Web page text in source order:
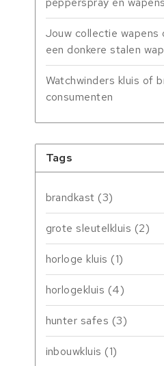
Jouw collectie wapens
een donkere stalen
Watchwinders kluis of
consumenten
Tags
brandkast (3)
grote sleutelkluis (2)
horloge kluis (1)
horlogekluis (4)
hunter safes (3)
inbouwkluis (1)